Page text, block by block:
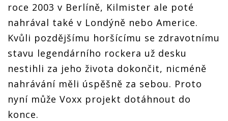
roce 2003 v Berlíně, Kilmister ale poté
nahrával také v Londýně nebo Americe.
Kvůli pozdějšímu horšícímu se zdravotnímu
stavu legendárního rockera už desku
nestihli za jeho života dokončit, nicméně
nahrávání měli úspěšně za sebou. Proto
nyní může Voxx projekt dotáhnout do
konce.